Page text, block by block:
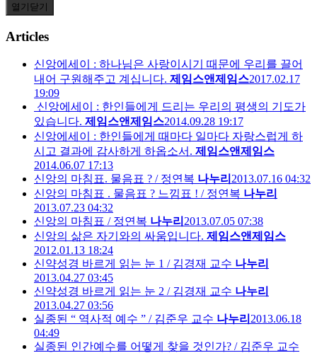
열기 닫기
Articles
신앙에세이 : 하나님은 사랑이시기 때문에 우리를 끌어
내어 구원해주고 계십니다. 제임스앤제임스2017.02.17
19:09
신앙에세이 : 한인들에게 드리는 우리의 평생의 기도가
있습니다. 제임스앤제임스2014.09.28 19:17
신앙에세이 : 한인들에게 때마다 일마다 자랑스럽게 하
시고 결과에 감사하게 하옵소서. 제임스앤제임스
2014.06.07 17:13
신앙의 마침표. 물음표 ? / 정연복 나누리 2013.07.16 04:32
신앙의 마침표 . 물음표 ? 느낌표 ! / 정연복 나누리
2013.07.23 04:32
신앙의 마침표 / 정연복 나누리 2013.07.05 07:38
신앙의 삶은 자기와의 싸움입니다. 제임스앤제임스
2012.01.13 18:24
신약성경 바르게 읽는 눈 1 / 김경재 교수 나누리
2013.04.27 03:45
신약성경 바르게 읽는 눈 2 / 김경재 교수 나누리
2013.04.27 03:56
실종된 “ 역사적 예수 ” / 김준우 교수 나누리 2013.06.18
04:49
실종된 인간예수를 어떻게 찾을 것인가? / 김준우 교수